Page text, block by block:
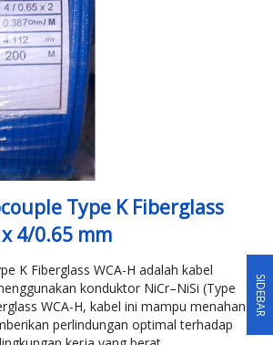
Type K Fiberglass
x 4/0.65 mm
K Fiberglass WCA-H adalah kabel
konduktor NiCr–NiSi (Type
WCA-H, kabel ini mampu menahan
perlindungan optimal terhadap
SIDEBAR